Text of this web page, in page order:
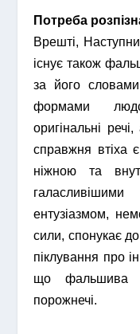
Потреба
Врешті,
існує також
за його
формами
оригінальні
справжня втіха
ніжною та
ентузіазмом,
сили, спонукає
піклування про
що фальшива
порожнечі.